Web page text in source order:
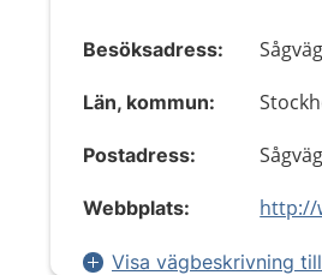
Besöksadress:
Län, kommun:
Postadress:
Webbplats: http://
Visa vägbeskrivning